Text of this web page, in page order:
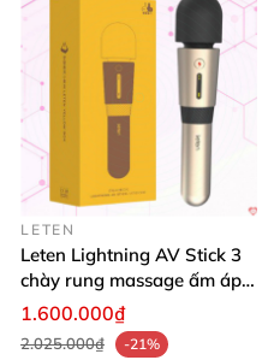
LETEN
Leten Lightning AV Stick 3
chày rung massage ấm áp
kích thích
1.600.000₫
2.025.000₫
-21%